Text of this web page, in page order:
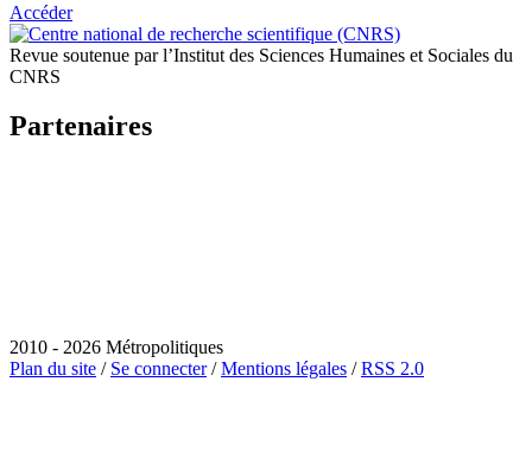
Accéder
Revue soutenue par l’Institut des Sciences Humaines et Sociales du
CNRS
Partenaires
2010 - 2026 Métropolitiques
Plan du site / Se connecter/Mentions légales /RSS 2.0